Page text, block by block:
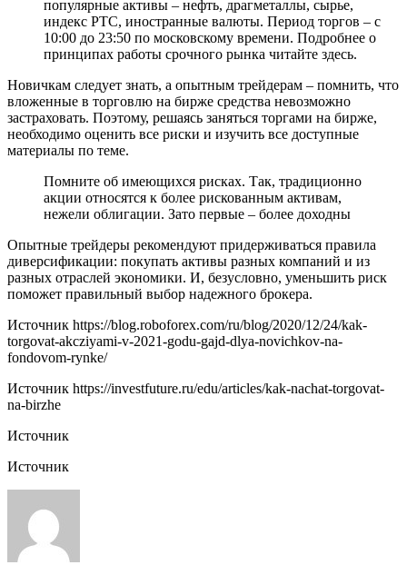
популярные активы – нефть, драгметаллы, сырье,
индекс РТС, иностранные валюты. Период торгов – с
10:00 до 23:50 по московскому времени. Подробнее о
принципах работы срочного рынка читайте здесь.
Новичкам следует знать, а опытным трейдерам – помнить, что
вложенные в торговлю на бирже средства невозможно
застраховать. Поэтому, решаясь заняться торгами на бирже,
необходимо оценить все риски и изучить все доступные
материалы по теме.
Помните об имеющихся рисках. Так, традиционно
акции относятся к более рискованным активам,
нежели облигации. Зато первые – более доходны
Опытные трейдеры рекомендуют придерживаться правила
диверсификации: покупать активы разных компаний и из
разных отраслей экономики. И, безусловно, уменьшить риск
поможет правильный выбор надежного брокера.
Источник https://blog.roboforex.com/ru/blog/2020/12/24/kak-
torgovat-akcziyami-v-2021-godu-gajd-dlya-novichkov-na-
fondovom-rynke/
Источник https://investfuture.ru/edu/articles/kak-nachat-torgovat-
na-birzhe
Источник
Источник